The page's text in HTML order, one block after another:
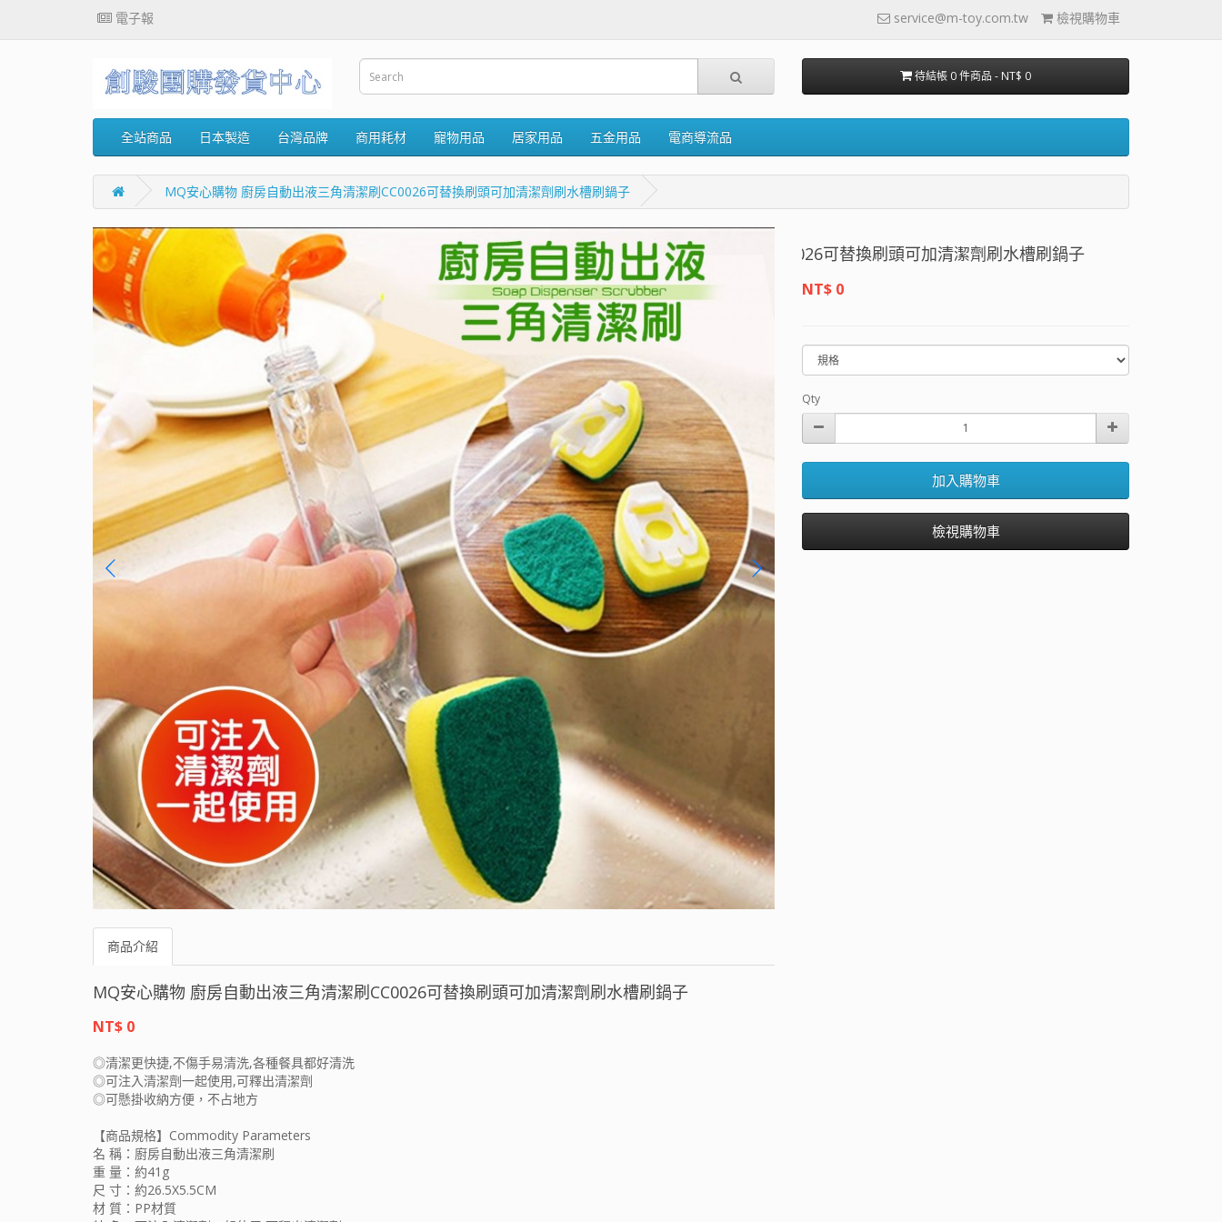
電子報 service@m-toy.com.tw 檢視購物車
待結帳 0 件商品 - NT$ 0
全站商品 日本製造 台灣品牌 商用耗材 寵物用品 居家用品 五金用品 電商導流品
MQ安心購物 廚房自動出液三角清潔刷CC0026可替換刷頭可加清潔劑刷水槽刷鍋子
商品介紹
MQ安心購物 廚房自動出液三角清潔刷CC0026可替換刷頭可加清潔劑刷水槽刷鍋子
NT$ 0
◎清潔更快捷,不傷手易清洗,各種餐具都好清洗
◎可注入清潔劑一起使用,可釋出清潔劑
◎可懸掛收納方便，不占地方
【商品規格】Commodity Parameters
名 稱：廚房自動出液三角清潔刷
重 量：約41g
尺 寸：約26.5X5.5CM
材 質：PP材質
MQ安心購物 廚房自動出液三角清潔刷CC0026可替換刷頭可
NT$ 0
Qty
加入購物車
檢視購物車